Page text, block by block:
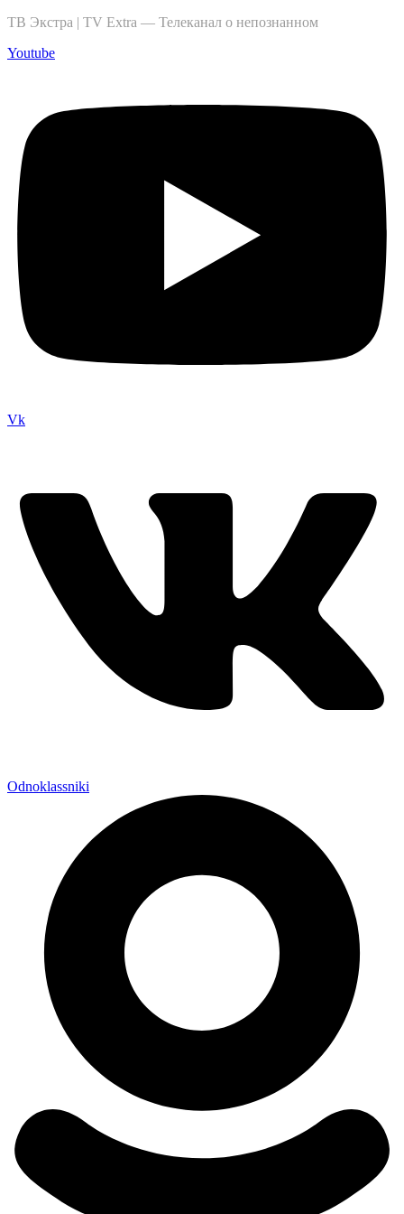
ТВ Экстра | TV Extra — Телеканал о непознанном
Youtube
Vk
Odnoklassniki